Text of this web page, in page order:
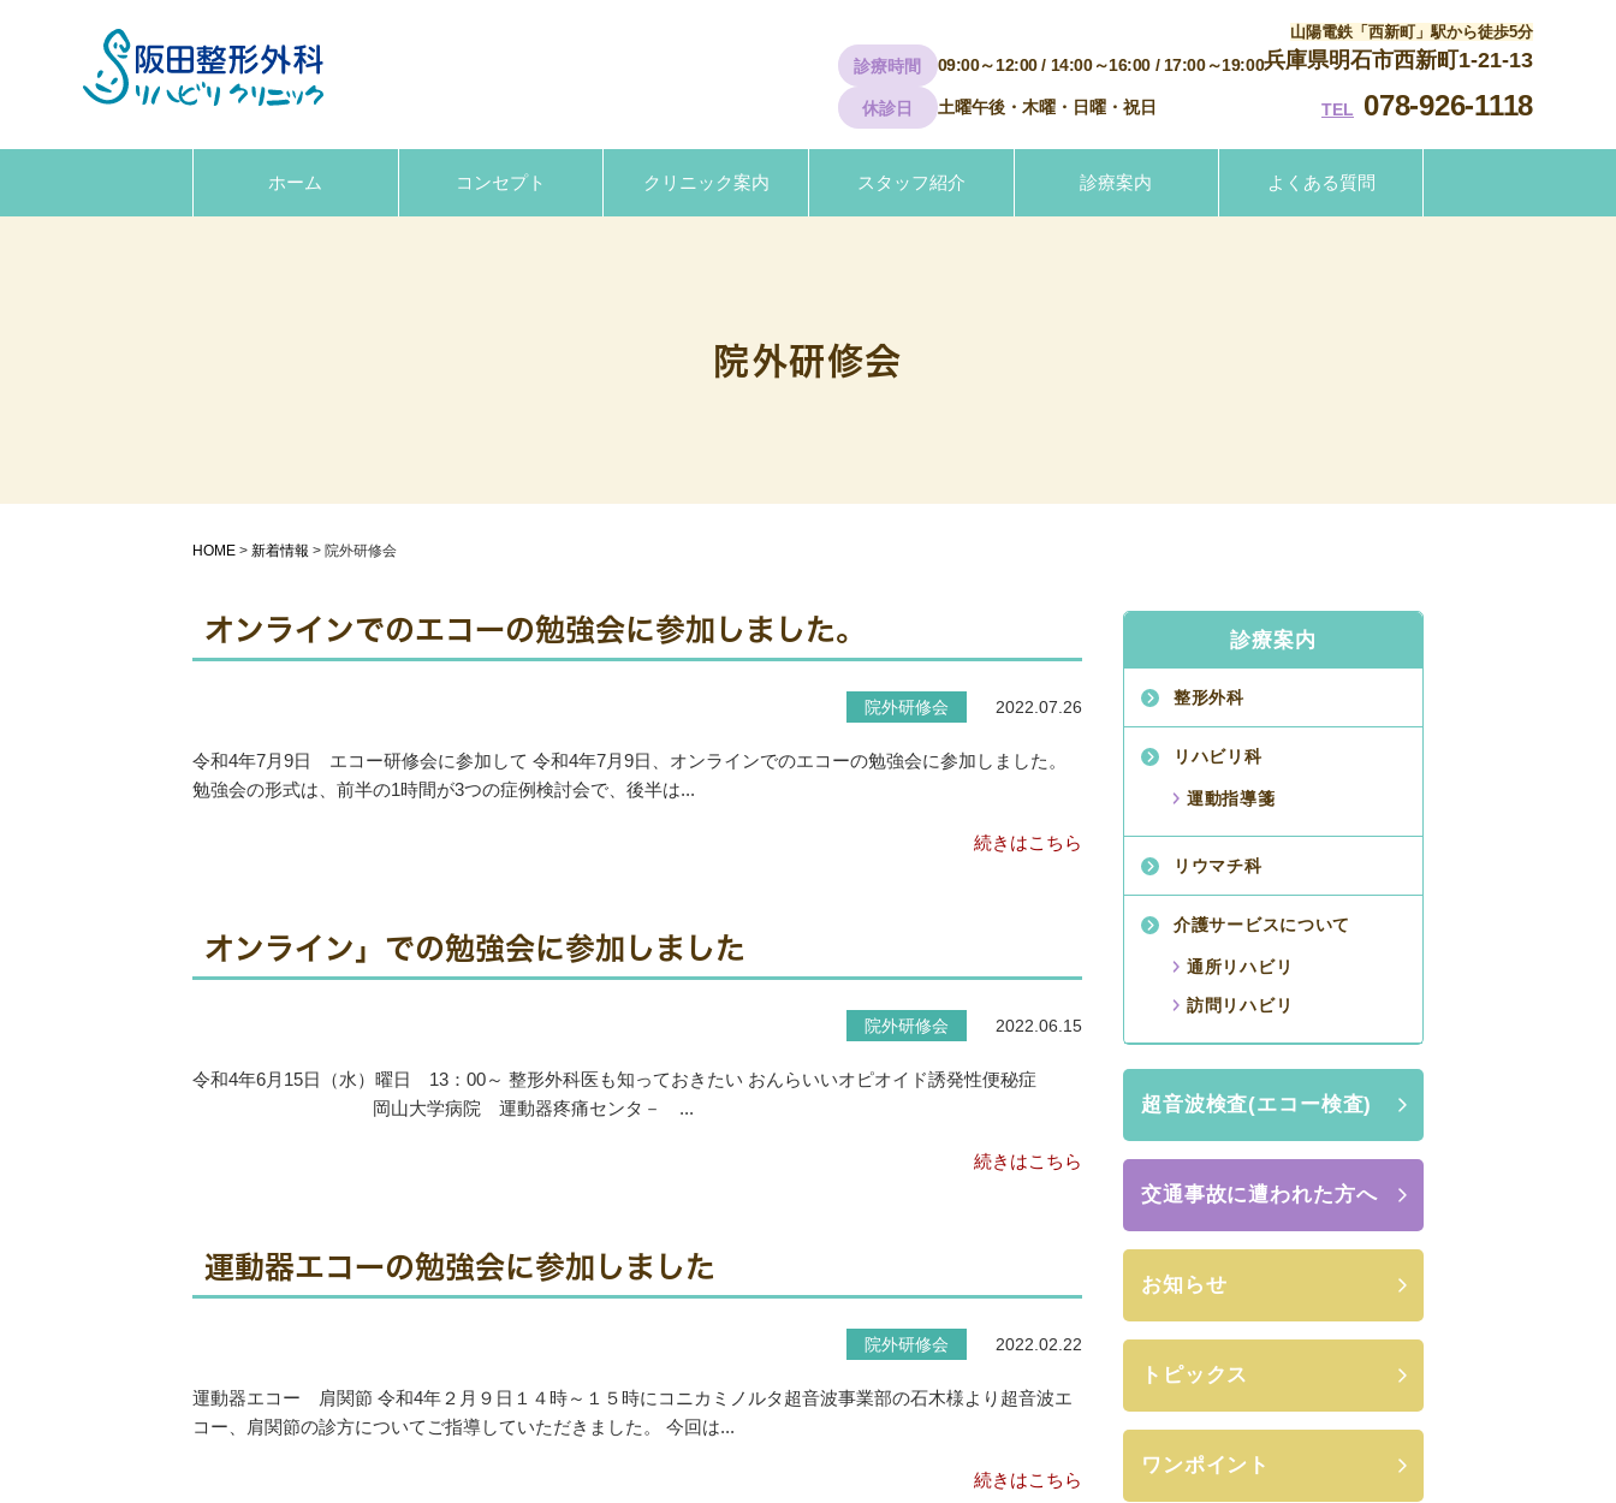
診療時間 09:00～12:00 / 14:00～16:00 / 17:00～19:00
休診日 土曜午後・木曜・日曜・祝日
山陽電鉄「西新町」駅から徒歩5分
兵庫県明石市西新町1-21-13
TEL 078-926-1118
ホーム コンセプト クリニック案内 スタッフ紹介 診療案内 よくある質問
院外研修会
HOME > 新着情報 > 院外研修会
オンラインでのエコーの勉強会に参加しました。
院外研修会 2022.07.26
令和4年7月9日 エコー研修会に参加して 令和4年7月9日、オンラインでのエコーの勉強会に参加しました。
勉強会の形式は、前半の1時間が3つの症例検討会で、後半は...
続きはこちら
オンライン」での勉強会に参加しました
院外研修会 2022.06.15
令和4年6月15日（水）曜日 13：00～ 整形外科医も知っておきたい おんらいいオピオイド誘発性便秘症
岡山大学病院 運動器疼痛センタ－ ...
続きはこちら
運動器エコーの勉強会に参加しました
院外研修会 2022.02.22
運動器エコー 肩関節 令和4年２月９日１４時～１５時にコニカミノルタ超音波事業部の石木様より超音波エ
コー、肩関節の診方についてご指導していただきました。 今回は...
続きはこちら
診療案内
整形外科
リハビリ科
運動指導箋
リウマチ科
介護サービスについて
通所リハビリ
訪問リハビリ
超音波検査(エコー検査)
交通事故に遭われた方へ
お知らせ
トピックス
ワンポイント